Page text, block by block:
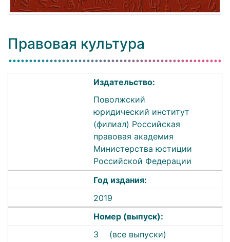
Правовая культура
Издательство:
Поволжский
юридический институт
(филиал) Российская
правовая академия
Министерства юстиции
Российской Федерации
Год издания:
2019
Номер (выпуск):
3
(все выпуски)